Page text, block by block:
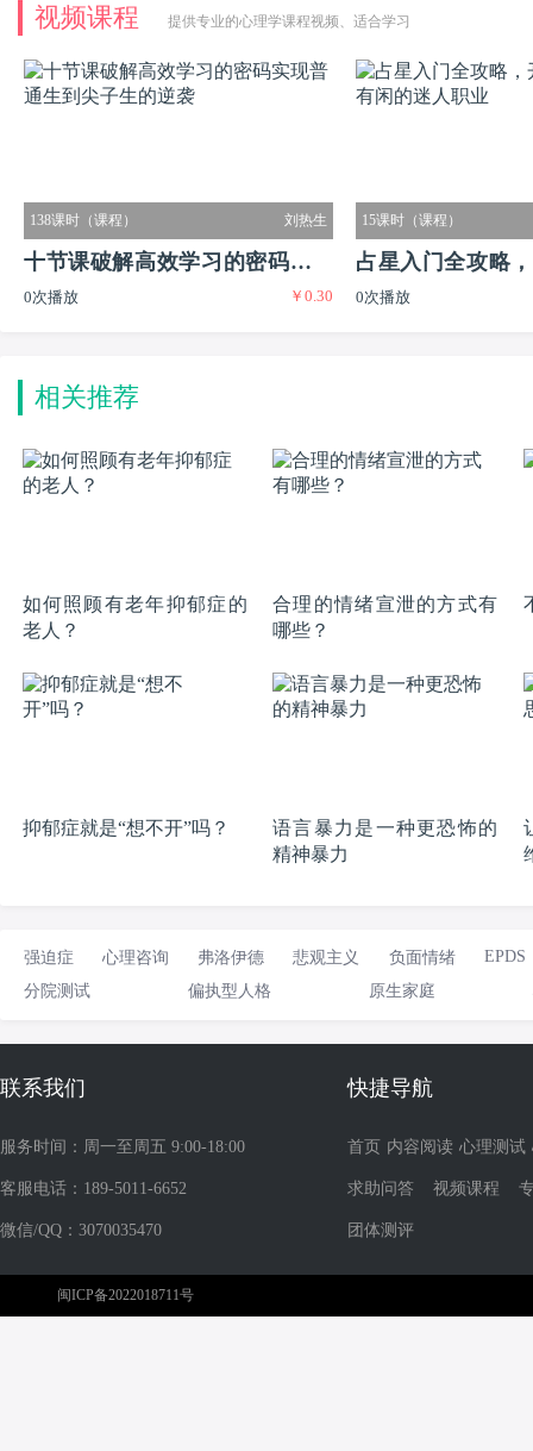
视频课程 提供专业的心理学课程视频、适合学习
138课时（课程） 刘热生
十节课破解高效学习的密码实现
普通生到尖子生的逆袭
0次播放 ￥0.30
15课时（课程）
占星入门全攻略
又有闲的迷人职业
0次播放
相关推荐
如何照顾有老年抑郁症的
老人？
合理的情绪宣泄的方式有
哪些？
抑郁症就是“想不开”吗？
语言暴力是一种更恐怖的
精神暴力
强迫症 心理咨询 弗洛伊德 悲观主义 负面情绪
EPDS
分院测试
偏执型人格 原生家庭
联系我们
服务时间：周一至周五 9:00-18:00
客服电话：189-5011-6652
微信/QQ：3070035470
快捷导航
首页 内容阅读 心理测试
求助问答 视频课程
团体测评
闽ICP备2022018711号